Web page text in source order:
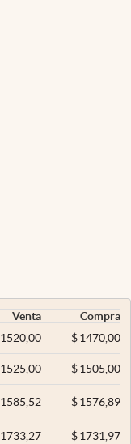
Venta
Compra
1520,00 $1470,00
1525,00 $1505,00
1585,52 $1576,89
1733,27 $1731,97